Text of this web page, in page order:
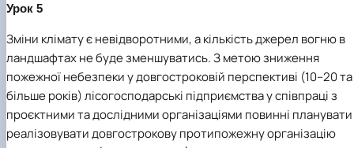
Урок 5
Зміни клімату є невідворотними, а кількість джерел вогню в
ландшафтах не буде зменшуватись. З метою зниження
пожежної небезпеки у довгостроковій перспективі (10–20 та
більше років) лісогосподарські підприємства у співпраці з
проєктними та дослідними організаціями повинні планувати
реалізовувати довгострокову протипожежну організацію